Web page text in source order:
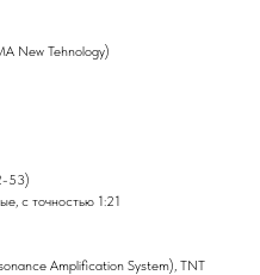
New Tehnology)
53)
с точностью 1:21
Amplification System), TNT